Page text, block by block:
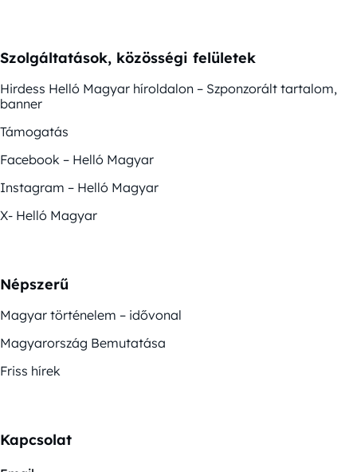
Szolgáltatások, közösségi felületek
Hirdess Helló Magyar híroldalon – Szponzorált tartalom,
banner
Támogatás
Facebook – Helló Magyar
Instagram – Helló Magyar
X- Helló Magyar
Népszerű
Magyar történelem – idővonal
Magyarország Bemutatása
Friss hírek
Kapcsolat